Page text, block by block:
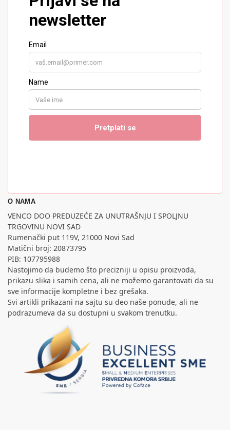
O NAMA
VENCO DOO PREDUZEĆE ZA UNUTRAŠNJU I SPOLJNU
TRGOVINU NOVI SAD
Rumenački put 119V, 21000 Novi Sad
Matični broj: 20873795
PIB: 107795988
Nastojimo da budemo što precizniji u opisu proizvoda,
prikazu slika i samih cena, ali ne možemo garantovati da su
sve informacije kompletne i bez grešaka.
Svi artikli prikazani na sajtu su deo naše ponude, ali ne
podrazumeva da su dostupni u svakom trenutku.